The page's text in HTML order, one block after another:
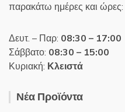
παρακάτω ημέρες και ώρες:
Δευτ. – Παρ: 08:30 – 17:00
Σάββατο: 08:30 – 15:00
Κυριακή: Κλειστά
Νέα Προϊόντα